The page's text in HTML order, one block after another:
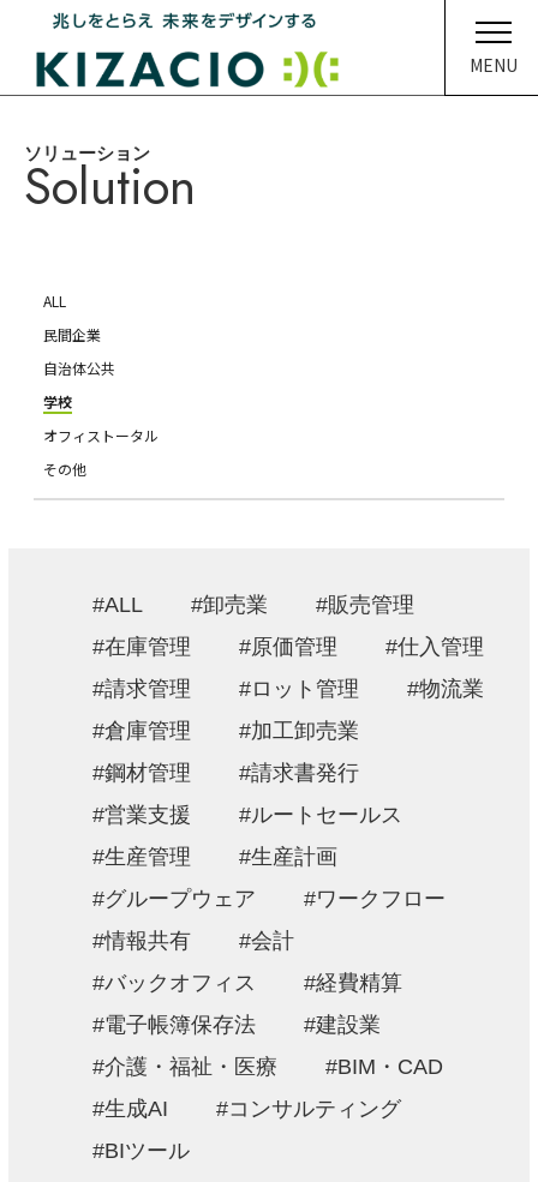
MENU
お問い合わせ
プライバシーポリシー
情報セキュリティ方針
ソリューション
Solution
ALL
民間企業
自治体公共
学校
オフィストータル
その他
ALL 卸売業
販売管理
在庫管理
原価管理
仕入管理
請求管理
ロット管理
物流業
倉庫管理
加工卸売業
鋼材管理
請求書発行
営業支援
ルートセールス
生産管理
生産計画
グループウェア
ワークフロー
情報共有
会計
バックオフィス
経費精算
電子帳簿保存法
建設業
介護・福祉・医療
BIM・CAD
生成AI
コンサルティング
BIツール